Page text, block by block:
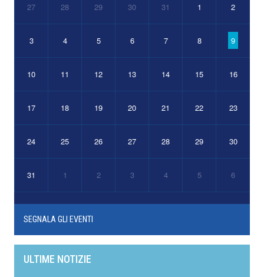
27 28 29 30 31 1 2
3 4 5 6 7 8 9
10 11 12 13 14 15 16
17 18 19 20 21 22 23
24 25 26 27 28 29 30
31 1 2 3 4 5 6
SEGNALA GLI EVENTI
ULTIME NOTIZIE